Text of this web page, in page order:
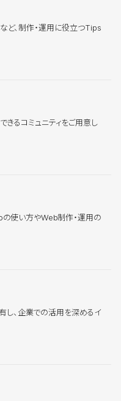
ど、制作・運用に役立つTips
るコミュニティをご用意し
使い方やWeb制作・運用の
し、企業での活用を深めるイ